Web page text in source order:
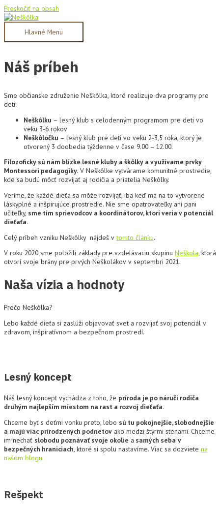
Preskočiť na obsah
Hlavné Menu
Náš príbeh
Sme občianske združenie Neškôlka, ktoré realizuje dva programy pre
deti:
Neškôlku – lesný klub s celodenným programom pre deti vo
veku 3-6 rokov
Neškôločku – lesný klub pre deti vo veku 2-3,5 roka, ktorý je
otvorený 3 doobedia týždenne v čase 9.00 – 12.00.
Filozoficky sú nám blízke lesné kluby a škôlky a využívame prvky
Montessori pedagogiky. V Neškôlke vytvárame komunitné prostredie,
kde sa budú môcť rozvíjať aj rodičia a priatelia Neškôlky.
Veríme, že každé dieťa sa môže rozvíjať, iba keď má na to vytvorené
láskyplné a inšpirujúce prostredie. Nie sme opatrovateľky ani pani
učiteľky, sme tím sprievodcov a koordinátorov, ktorí veria v potenciál
dieťaťa.
Celý príbeh vzniku Neškôlky nájdeš vtomto článku.
V roku 2020 sme položili základy pre vzdelávaciu skupinu Neškola, ktorá
otvorí svoje brány pre prvých Neškolákov v septembri 2021.
Naša vízia a hodnoty
Prečo Neškôlka?
Lebo každé dieťa si zaslúži objavovať svet a rozvíjať svoj potenciál v
zdravom, inšpiratívnom a bezpečnom prostredí.
Lesný koncept
Náš lesný koncept vychádza z toho, že príroda je po náručí rodiča
druhým najlepším miestom na rast a rozvoj dieťaťa.
Chceme byť s deťmi vonku preto, lebo sú tu pokojnejšie, slobodnejšie
a majú viac prirodzených podnetov ako medzi štyrmi stenami. Chceme
im nechať slobodu poznávať svoje okolie a samých seba v
bezpečných hraniciach, ktoré si spolu nastavíme. Viac sa dozviete na
našom blogu.
Rešpekt